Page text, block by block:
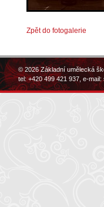
Zpět do fotogalerie
© 2026 Základní umělecká
tel: +420 499 421 937, e-mail: